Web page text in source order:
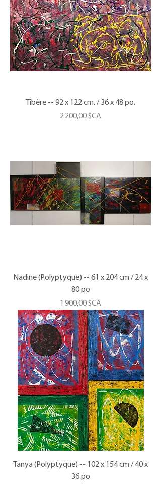
Tibère -- 92 x 122 cm. / 36 x 48 po.
Prix
2 200,00 $CA
Nadine (Polyptyque) -- 61 x 204 cm / 24 x
80 po
Prix
1 900,00 $CA
Tanya (Polyptyque) -- 102 x 154 cm / 40 x
36 po